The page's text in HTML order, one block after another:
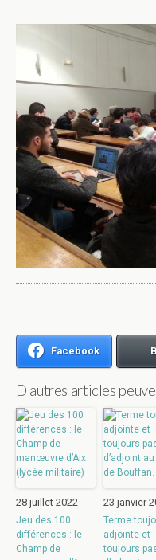
Facebook
D'autres articles
28 juillet 2022
Jeu des 100
différences : le
Champ de
23 janvier
Terme
adjointe et
toujours